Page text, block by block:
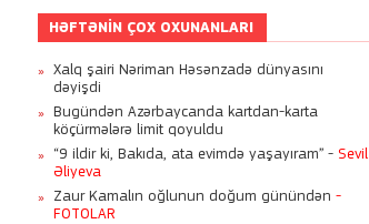
FOTOLAR
“9 ildir ki, Bakıda, ata
Əliyeva
10:07
Həsənzadə dünyasını
HƏFTƏNIN ÇOX OXUNANLARI
Xalq şairi Nəriman Həsənzadə dünyasını
dəyişdi
Bugündən Azərbaycanda kartdan-karta
köçürmələrə limit qoyuldu
“9 ildir ki, Bakıda, ata evimdə yaşayıram” - Sevil
Əliyeva
Zaur Kamalın oğlunun doğum günündən -
FOTOLAR